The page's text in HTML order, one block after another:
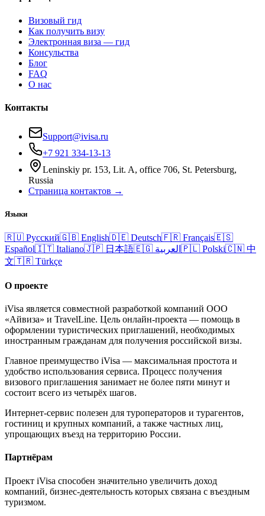
Визовый гид
Как получить визу
Электронная виза — гид
Консульства
Блог
FAQ
О нас
Контакты
Support@ivisa.ru
+7 921 334-13-13
Leninskiy pr. 153, Lit. A, office 706, St. Petersburg,
Russia
Страница контактов →
Языки
🇷🇺 Русский🇬🇧 English🇩🇪 Deutsch🇫🇷 Français🇪🇸
Español🇮🇹 Italiano🇯🇵 日本語🇪🇬 العربية 🇵🇱 Polski🇨🇳 中
文🇹🇷 Türkçe
О проекте
iVisa является совместной разработкой компаний ООО
«Айвиза» и TravelLine. Цель онлайн-проекта — помощь в
оформлении туристических приглашений, необходимых
иностранным гражданам для получения российской визы.
Главное преимущество iVisa — максимальная простота и
удобство использования сервиса. Процесс получения
визового приглашения занимает не более пяти минут и
состоит всего из четырёх шагов.
Интернет-сервис полезен для туроператоров и турагентов,
гостиниц и крупных компаний, а также частных лиц,
упрощающих въезд на территорию России.
Партнёрам
Проект iVisa способен значительно увеличить доход
компаний, бизнес-деятельность которых связана с въездным
туризмом.